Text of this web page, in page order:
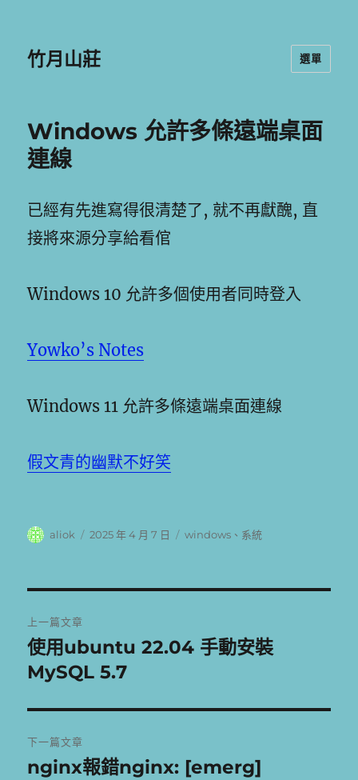
竹月山莊 選單
Windows 允許多條遠端桌面
連線
已經有先進寫得很清楚了, 就不再獻醜, 直
接將來源分享給看倌
Windows 10 允許多個使用者同時登入
Yowko’s Notes
Windows 11 允許多條遠端桌面連線
假文青的幽默不好笑
作
aliok
發
2025 年 4 月 7 日
分
windows 、 系統
章
導
覽
上一篇文章
上
一
文
章:
使用ubuntu 22.04 手動安裝
MySQL 5.7
下一篇文章
下
nginx報錯nginx: [emerg]